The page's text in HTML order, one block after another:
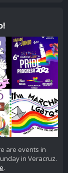
are events in
in Veracruz.
.